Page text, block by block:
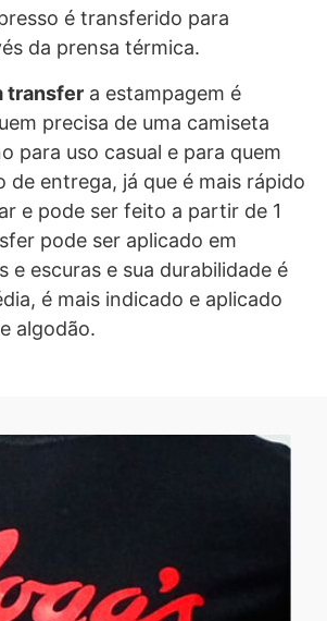
é transferido para
da prensa térmica.
transfer a estampagem é
precisa de uma camiseta
para uso casual e para quem
entrega, já que é mais rápido
e pode ser feito a partir de 1
pode ser aplicado em
e escuras e sua durabilidade é
é mais indicado e aplicado
algodão.